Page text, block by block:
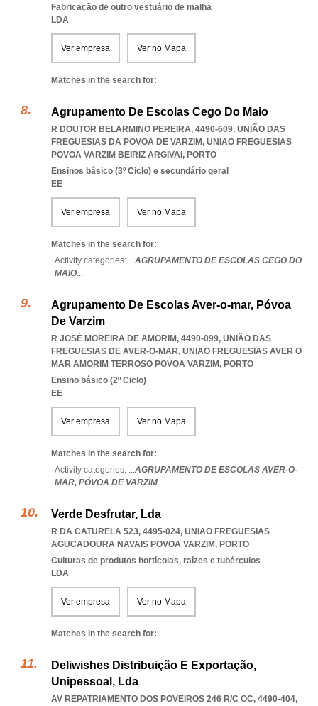
Fabricação de outro vestuário de malha
LDA
Ver empresa Ver no Mapa
Matches in the search for:
Agrupamento De Escolas Cego Do Maio
R DOUTOR BELARMINO PEREIRA, 4490-609, UNIÃO DAS
FREGUESIAS DA POVOA DE VARZIM, UNIAO FREGUESIAS
POVOA VARZIM BEIRIZ ARGIVAI , PORTO
Ensinos básico (3º Ciclo) e secundário geral
EE
Ver empresa Ver no Mapa
Matches in the search for:
Activity categories: ...AGRUPAMENTO DE ESCOLAS CEGO DO
MAIO...
Agrupamento De Escolas Aver-o-mar, Póvoa
De Varzim
R JOSÉ MOREIRA DE AMORIM, 4490-099, UNIÃO DAS
FREGUESIAS DE AVER-O-MAR, UNIAO FREGUESIAS AVER O
MAR AMORIM TERROSO POVOA VARZIM, PORTO
Ensino básico (2º Ciclo)
EE
Ver empresa Ver no Mapa
Matches in the search for:
Activity categories: ...AGRUPAMENTO DE ESCOLAS AVER-O-
MAR, PÓVOA DE VARZIM...
Verde Desfrutar, Lda
R DA CATURELA 523, 4495-024, UNIAO FREGUESIAS
AGUCADOURA NAVAIS POVOA VARZIM, PORTO
Culturas de produtos hortícolas, raízes e tubérculos
LDA
Ver empresa Ver no Mapa
Matches in the search for:
Deliwishes Distribuição E Exportação,
Unipessoal, Lda
AV REPATRIAMENTO DOS POVEIROS 246 R/C OC, 4490-404,